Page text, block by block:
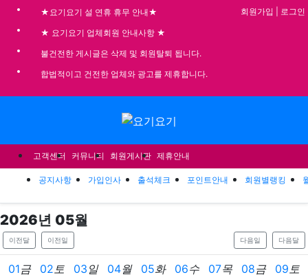
★요기요기 설 연휴 휴무 안내★
★ 요기요기 업체회원 안내사항 ★
불건전한 게시글은 삭제 및 회원탈퇴 됩니다.
합법적이고 건전한 업체와 광고를 제휴합니다.
회원가입 로그인
고객센터 커뮤니티 회원게시판 제휴안내
공지사항 가입인사 출석체크 포인트안내 회원별랭킹
2026년 05월
이전달 이전일 다음일 다음달
01금 02토 03 일 04월 05화 06수 07목 08금 09토